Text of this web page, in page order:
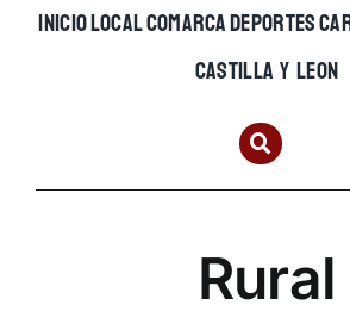
INICIOLOCALCOMARCADEPORTES
CASTILLA Y LEON
Rural